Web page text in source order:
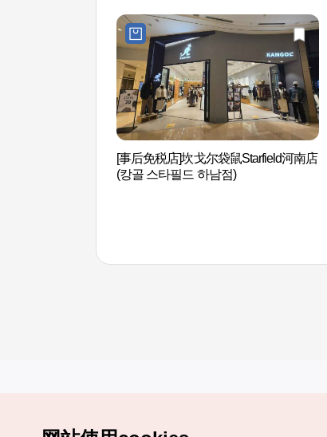
[事后免税店]坎戈尔袋鼠Starfield河南店
(캉골 스타필드 하남점)